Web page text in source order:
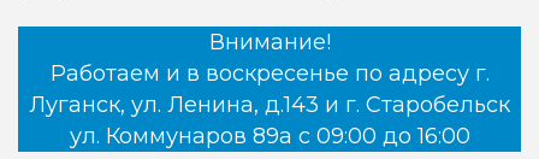
Внимание!
Работаем и в воскресенье по адресу г.
Луганск, ул. Ленина, д.143 и г. Старобельск
ул. Коммунаров 89а с 09:00 до 16:00